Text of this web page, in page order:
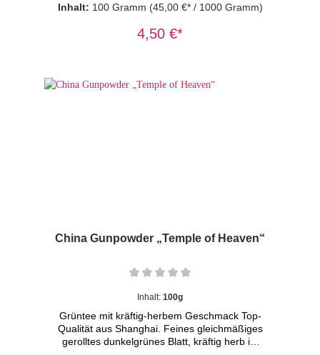
*
003 Dosierung: 1TL/Tasse
Inhalt: 100 Gramm (45,00 €* / 1000 Gramm)
4,50 €*
China Gunpowder „Temple of Heaven“
Inhalt: 100g
Grüntee mit kräftig-herbem Geschmack Top-
Qualität aus Shanghai. Feines gleichmäßiges
gerolltes dunkelgrünes Blatt, kräftig herb im